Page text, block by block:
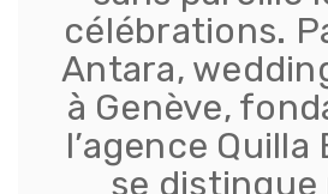
célébrations.
Antara,
à Genève,
l’agence
se distingue